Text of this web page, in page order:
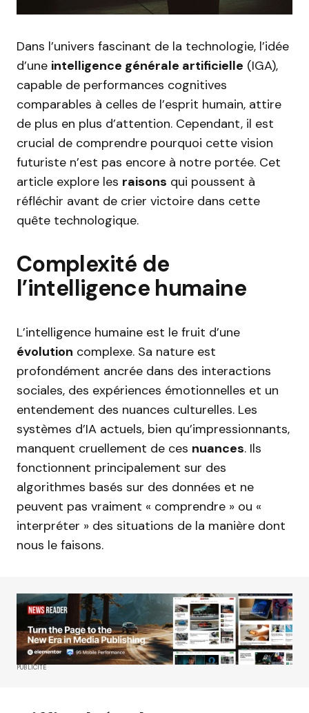
Dans l’univers fascinant de la technologie, l’idée
d’une intelligence générale artificielle (IGA),
capable de performances cognitives
comparables à celles de l’esprit humain, attire
de plus en plus d’attention. Cependant, il est
crucial de comprendre pourquoi cette vision
futuriste n’est pas encore à notre portée. Cet
article explore les raisons qui poussent à
réfléchir avant de crier victoire dans cette
quête technologique.
Complexité de
l’intelligence humaine
L’intelligence humaine est le fruit d’une
évolution complexe. Sa nature est
profondément ancrée dans des interactions
sociales, des expériences émotionnelles et un
entendement des nuances culturelles. Les
systèmes d’IA actuels, bien qu’impressionnants,
manquent cruellement de ces nuances. Ils
fonctionnent principalement sur des
algorithmes basés sur des données et ne
peuvent pas vraiment « comprendre » ou «
interpréter » des situations de la manière dont
nous le faisons.
PUBLICITÉ